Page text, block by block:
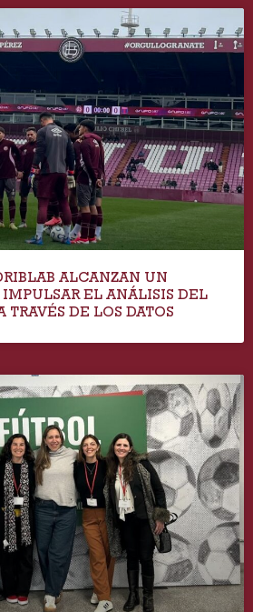
ALCANZAN UN
IMPULSAR EL ANÁLISIS DEL
DE LOS DATOS